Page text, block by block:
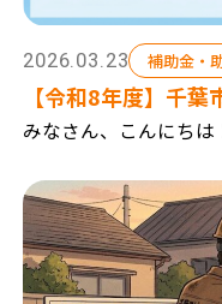
2026.03.23 補助金・
【令和8年度】千
想と事前準備を徹
みなさん、こんにち
本全国で空き家の増
す。誰も住まなくなっ
ま...